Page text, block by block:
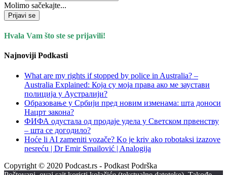
Molimo sačekajte...
Prijavi se
Hvala Vam što ste se prijavili!
Najnoviji Podkasti
What are my rights if stopped by police in Australia? –
Australia Explained: Која су моја права ако ме заустави
полиција у Аустралији?
Образовање у Србији пред новим изменама: шта доноси
Нацрт закона?
ФИФА одустала од продаје удела у Светском првенству
– шта се догодило?
Hoće li AI zameniti vozače? Ko je kriv ako robotaksi izazove
nesreću | Dr Emir Smailović | Analogija
Copyright © 2020 Podcast.rs - Podkast Podrška